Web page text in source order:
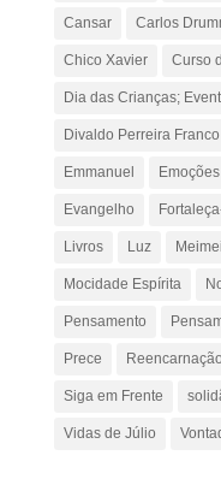
Cansar Carlos
Chico Xavier Curso
Dia das Crianças;
Divaldo Perreira Franco
Emmanuel Emoções
Evangelho
Livros Luz Meimei
Mocidade Espírita
Pensamento
Prece Reencarnação
Siga em Frente
Vidas de Júlio